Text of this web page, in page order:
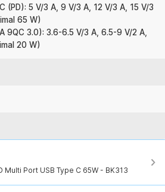
mampu meningkatkan efisiensi konversi
lebih rendah dibanding charger
di rumah, kantor, hotel, maupun saat
charging ini dilengkapi berbagai sistem
overvoltage protection, overcharge
perangkat tetap aman selama
(PD): 5 V/3 A, 9 V/3 A, 12 V/3 A, 15 V/3
65 W)
9QC 3.0): 3.6-6.5 V/3 A, 6.5-9 V/2 A,
20 W)
Multi Port USB Type C 65W - BK313